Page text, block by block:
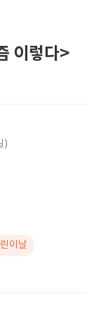
이렇다>
)
이날